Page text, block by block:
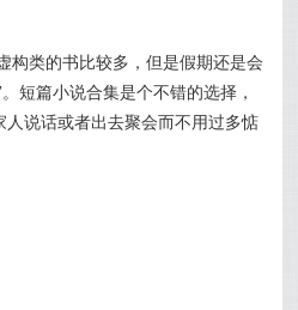
构类的书比较多，但是假期还是会
短篇小说合集是个不错的选择，
说话或者出去聚会而不用过多惦